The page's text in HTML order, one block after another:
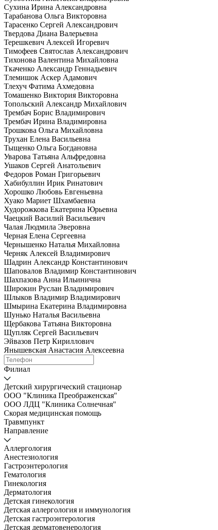
Сухина Ирина Александровна
Тарабанова Ольга Викторовна
Тарасенко Сергей Александрович
Твердова Диана Валерьевна
Терешкевич Алексей Игоревич
Тимофеев Святослав Александрович
Тихонова Валентина Михайловна
Ткаченко Александр Геннадьевич
Тлемишок Аскер Адамович
Тлехуч Фатима Ахмедовна
Томашенко Виктория Викторовна
Топольский Александр Михайлович
Трембач Борис Владимирович
Трембач Ирина Владимировна
Трошкова Ольга Михайловна
Трухан Елена Васильевна
Тыщенко Ольга Богдановна
Уварова Татьяна Альфредовна
Ушаков Сергей Анатольевич
Федоров Роман Григорьевич
Хабибуллин Ирик Ринатович
Хорошко Любовь Евгеньевна
Хуако Мариет Шхамбаевна
Худорожкова Екатерина Юрьевна
Чаецкий Василий Васильевич
Чалая Людмила Эверовна
Черная Елена Сергеевна
Чернышенко Наталья Михайловна
Черняк Алексей Владимирович
Шадрин Александр Константинович
Шаповалов Владимир Константинович
Шахпазова Анна Ильинична
Широкин Руслан Владимирович
Шлыков Владимир Владимирович
Шмырина Екатерина Владимировна
Шунько Наталья Васильевна
Щербакова Татьяна Викторовна
Щупляк Сергей Васильевич
Эйвазов Петр Кириллович
Янышевская Анастасия Алексеевна
Филиал
Детский хирургический стационар
ООО "Клиника Преображенская"
ООО ЛДЦ "Клиника Солнечная"
Скорая медицинская помощь
Травмпункт
Направление
Аллергология
Анестезиология
Гастроэнтерология
Гематология
Гинекология
Дерматология
Детская гинекология
Детская аллергология и иммунология
Детская гастроэнтерология
Детская дерматовенерология